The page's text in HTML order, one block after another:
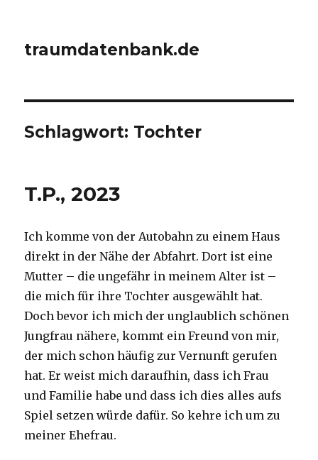
traumdatenbank.de
Schlagwort: Tochter
T.P., 2023
Ich komme von der Autobahn zu einem Haus
direkt in der Nähe der Abfahrt. Dort ist eine
Mutter – die ungefähr in meinem Alter ist –
die mich für ihre Tochter ausgewählt hat.
Doch bevor ich mich der unglaublich schönen
Jungfrau nähere, kommt ein Freund von mir,
der mich schon häufig zur Vernunft gerufen
hat. Er weist mich daraufhin, dass ich Frau
und Familie habe und dass ich dies alles aufs
Spiel setzen würde dafür. So kehre ich um zu
meiner Ehefrau.